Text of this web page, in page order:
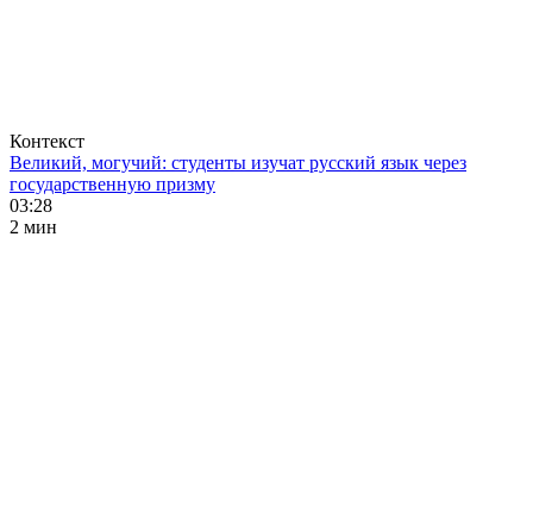
Контекст
Великий, могучий: студенты изучат русский язык через
государственную призму
03:28
2 мин